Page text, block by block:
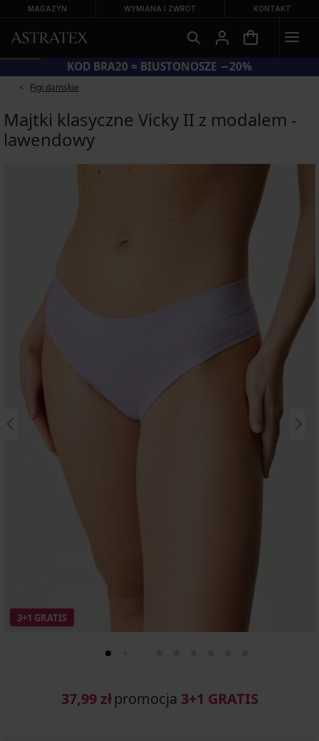
MAGAZYN WYMIANA I ZWROT KONTAKT
KOD BRA20 = BIUSTONOSZE −20%
Figi damskie
Majtki klasyczne Vicky II z modalem -
lawendowy
3+1 GRATIS
37,99 zł promocja 3+1 GRATIS